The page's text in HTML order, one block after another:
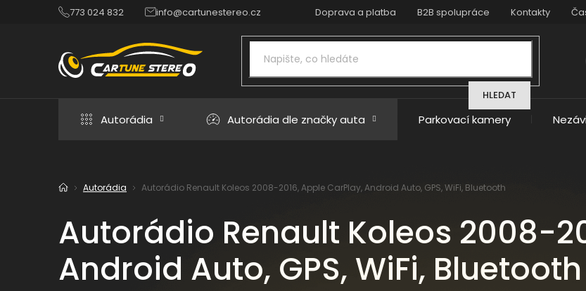
773 024 832 info@cartunestereo.cz Doprava a platba B2B spolupráce Kontakty
HLEDAT
Autorádia Autorádia dle značky auta Parkovací kamery
DomůAutorádia Autorádio Renault Koleos 2008-2016, Apple CarPlay, Android Auto, GPS, WiFi, Bluetooth
Autorádio Renault Koleos 2008-
Android Auto, GPS, WiFi, Bluetooth